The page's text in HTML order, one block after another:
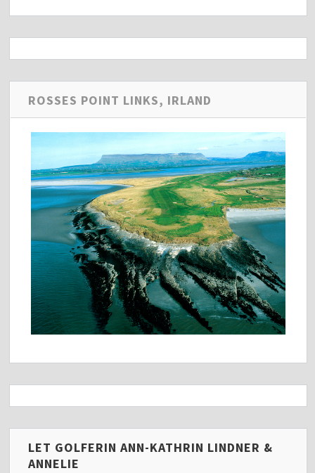
ROSSES POINT LINKS, IRLAND
LET GOLFERIN ANN-KATHRIN LINDNER &
ANNELIE